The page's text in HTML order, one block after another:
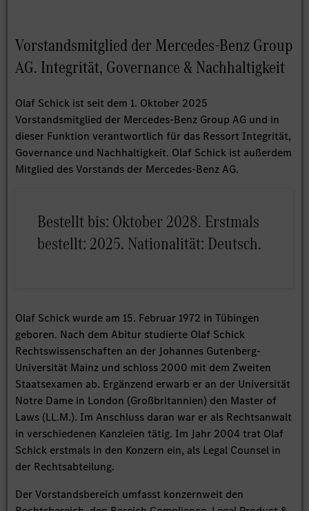
Vorstandsmitglied der Mercedes-Benz Group
AG. Integrität, Governance & Nachhaltigkeit
Olaf Schick ist seit dem 1. Oktober 2025
Vorstandsmitglied der Mercedes-Benz Group AG und in
dieser Funktion verantwortlich für das Ressort Integrität,
Governance und Nachhaltigkeit. Olaf Schick ist außerdem
Mitglied des Vorstands der Mercedes-Benz AG.
Bestellt bis: Oktober 2028. Erstmals
bestellt: 2025. Nationalität: Deutsch.
Olaf Schick wurde am 15. Februar 1972 in Tübingen
geboren. Nach dem Abitur studierte Olaf Schick
Rechtswissenschaften an der Johannes Gutenberg-
Universität Mainz und schloss 2000 mit dem Zweiten
Staatsexamen ab. Ergänzend erwarb er an der Universität
Notre Dame in London (Großbritannien) den Master of
Laws (LL.M.). Im Anschluss daran war er als Rechtsanwalt
in verschiedenen Kanzleien tätig. Im Jahr 2004 trat Olaf
Schick erstmals in den Konzern ein, als Legal Counsel in
der Rechtsabteilung.
Der Vorstandsbereich umfasst konzernweit den